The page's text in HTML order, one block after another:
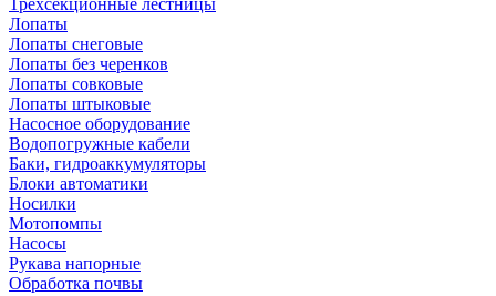
Трехсекционные лестницы
Лопаты
Лопаты снеговые
Лопаты без черенков
Лопаты совковые
Лопаты штыковые
Насосное оборудование
Водопогружные кабели
Баки, гидроаккумуляторы
Блоки автоматики
Носилки
Мотопомпы
Насосы
Рукава напорные
Обработка почвы